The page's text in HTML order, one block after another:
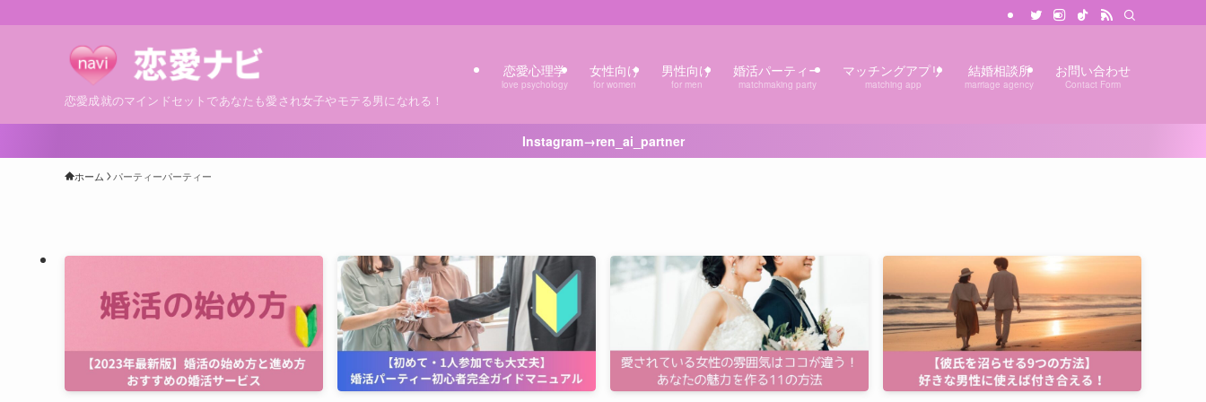
恋愛成就のマインドセットであなたも愛され女子やモテる男になれる！
恋愛心理学
love psychology
女性向け
for women
男性向け
for men
婚活パーティー
matchmaking party
マッチングアプリ
matching app
結婚相談所
marriage agency
お問い合わせ
Contact Form
Instagram→ren_ai_partner
ホーム パーティーパーティー